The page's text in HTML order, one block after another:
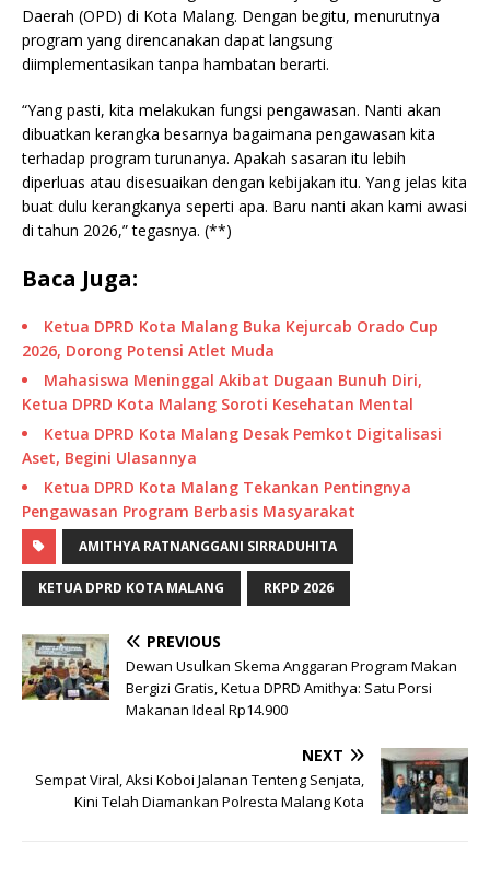
Daerah (OPD) di Kota Malang. Dengan begitu, menurutnya
program yang direncanakan dapat langsung
diimplementasikan tanpa hambatan berarti.
“Yang pasti, kita melakukan fungsi pengawasan. Nanti akan
dibuatkan kerangka besarnya bagaimana pengawasan kita
terhadap program turunanya. Apakah sasaran itu lebih
diperluas atau disesuaikan dengan kebijakan itu. Yang jelas kita
buat dulu kerangkanya seperti apa. Baru nanti akan kami awasi
di tahun 2026,” tegasnya. (**)
Baca Juga:
Ketua DPRD Kota Malang Buka Kejurcab Orado Cup
2026, Dorong Potensi Atlet Muda
Mahasiswa Meninggal Akibat Dugaan Bunuh Diri,
Ketua DPRD Kota Malang Soroti Kesehatan Mental
Ketua DPRD Kota Malang Desak Pemkot Digitalisasi
Aset, Begini Ulasannya
Ketua DPRD Kota Malang Tekankan Pentingnya
Pengawasan Program Berbasis Masyarakat
AMITHYA RATNANGGANI SIRRADUHITA
KETUA DPRD KOTA MALANG RKPD 2026
PREVIOUS
Dewan Usulkan Skema Anggaran Program Makan
Bergizi Gratis, Ketua DPRD Amithya: Satu Porsi
Makanan Ideal Rp14.900
NEXT
Sempat Viral, Aksi Koboi Jalanan Tenteng Senjata,
Kini Telah Diamankan Polresta Malang Kota